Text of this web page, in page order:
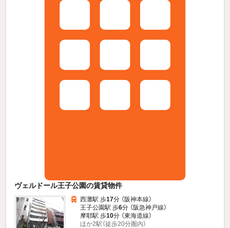
ヴェルドール王子公園の賃貸物件
西灘駅 歩17分 （阪神本線）
王子公園駅 歩6分 （阪急神戸線）
摩耶駅 歩10分 （東海道線）
ほか2駅（徒歩20分圏内）